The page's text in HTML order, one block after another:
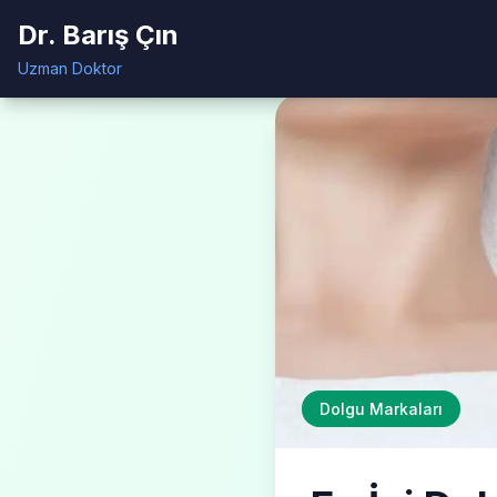
Dr. Barış Çın
Uzman Doktor
Dr. Barış Çın
Uzman Doktor
Dolgu Markaları